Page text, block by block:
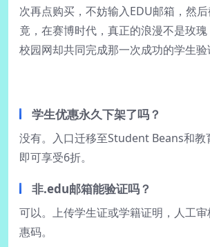
次再点购买，不妨输入EDU邮箱，然
竟，在赛博时代，真正的浪漫不是玫
校园网却共同完成那一次成功的学生验
学生优惠永久下架了吗？
没有。入口迁移至Student Beans和教
即可享受6折。
非.edu邮箱能验证吗？
可以。上传学生证或学籍证明，人工
惠码。